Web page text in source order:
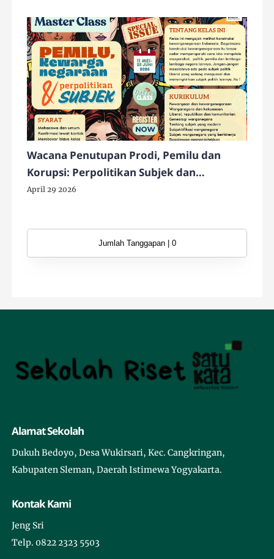
Wacana Penutupan Prodi, Pemilu dan
Korupsi: Perpolitikan Subjek dan
Konstruksi Kewarganegaraan Indonesia
April 29 2026
Jumlah Tanggapan | 0
Alamat Sekolah
Dukuh Bedoyo, Desa Wukirsari, Kec. Cangkringan,
Kabupaten Sleman, Daerah Istimewa Yogyakarta.
Kontak Kami
Jeng Sri
Telp. 0822 2323 5503